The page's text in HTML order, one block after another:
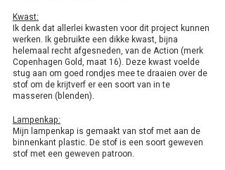
Kwast:
Ik denk dat allerlei kwasten voor dit project kunnen
werken. Ik gebruikte een dikke kwast, bijna
helemaal recht afgesneden, van de Action (merk
Copenhagen Gold, maat 16). Deze kwast voelde
stug aan om goed rondjes mee te draaien over de
stof om de krijtverf er een soort van in te
masseren (blenden).
Lampenkap:
Mijn lampenkap is gemaakt van stof met aan de
binnenkant plastic. De stof is een soort geweven
stof met een geweven patroon.